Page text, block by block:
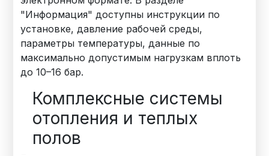
"Информация" доступны инструкции по
установке, давление рабочей среды,
параметры температуры, данные по
максимально допустимым нагрузкам вплоть
до 10–16 бар.
Комплексные системы
отопления и теплых
полов